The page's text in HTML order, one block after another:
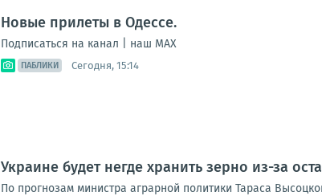
Новые прилеты в Одессе.
Подписаться на канал | наш МАХ
ПАБЛИКИ Сегодня, 15:14
Украине будет негде хранить зерно из-за
По прогнозам министра аграрной политики Тараса